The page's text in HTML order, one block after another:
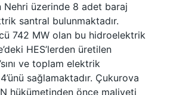
Nehri üzerinde 8 adet baraj
santral bulunmaktadır.
742 MW olan bu hidroelektrik
HES’lerden üretilen
ve toplam elektrik
sağlamaktadır. Çukurova
hükümetinden önce maliyeti